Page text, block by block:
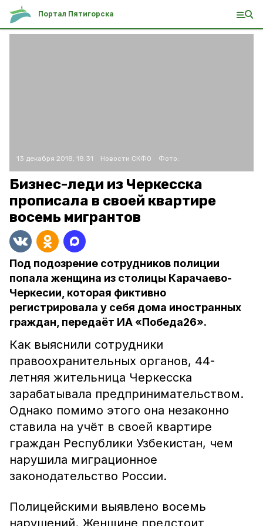
Портал Пятигорска
13 декабря 2018, 18:31 Новости СКФО Фото:
Бизнес-леди из Черкесска
прописала в своей квартире
восемь мигрантов
Под подозрение сотрудников полиции
попала женщина из столицы Карачаево-
Черкесии, которая фиктивно
регистрировала у себя дома иностранных
граждан, передаёт ИА «Победа26».
Как выяснили сотрудники
правоохранительных органов, 44-
летняя жительница Черкесска
зарабатывала предпринимательством.
Однако помимо этого она незаконно
ставила на учёт в своей квартире
граждан Республики Узбекистан, чем
нарушила миграционное
законодательство России.
Полицейскими выявлено восемь
нарушений. Женщине предстоит